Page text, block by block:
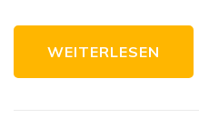
WEITERLESEN